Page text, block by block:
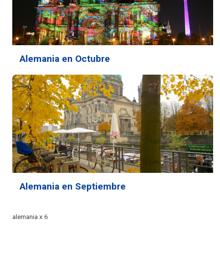
Alemania en Octubre
Alemania en Septiembre
alemania x 6